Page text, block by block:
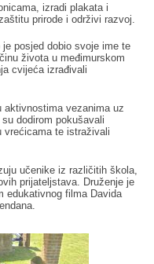
izradi plakata i
prirode i održivi razvoj.
posjed dobio svoje ime te
života u međimurskom
cvijeća izrađivali
aktivnostima vezanima uz
dodirom pokušavali
vrećicama te istraživali
učenike iz različitih škola,
prijateljstava. Druženje je
edukativnog filma Davida